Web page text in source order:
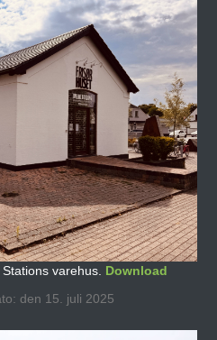
varehus. Download
den 15. juli 2025